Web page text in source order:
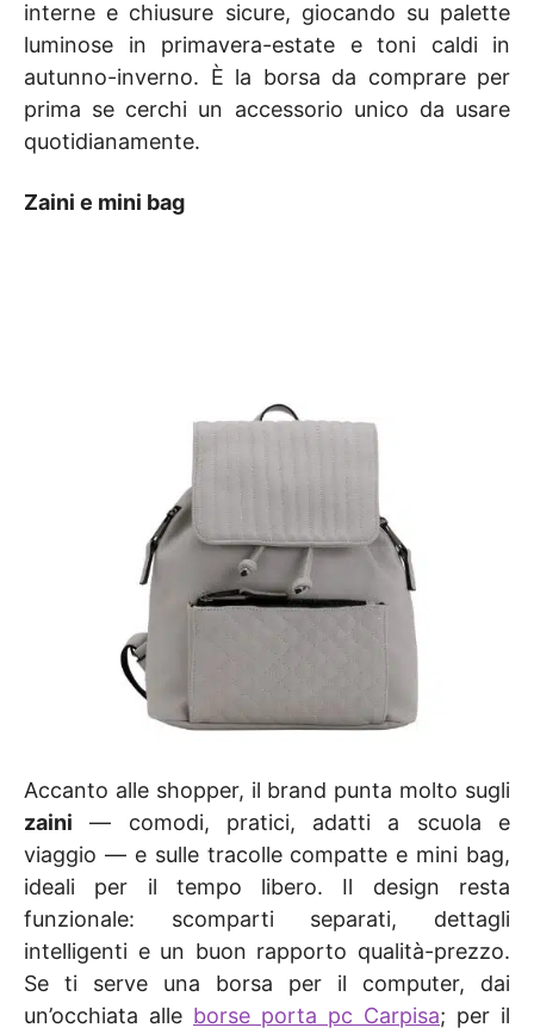
interne e chiusure sicure, giocando su palette
luminose in primavera-estate e toni caldi in
autunno-inverno. È la borsa da comprare per
prima se cerchi un accessorio unico da usare
quotidianamente.
Zaini e mini bag
Accanto alle shopper, il brand punta molto sugli
zaini — comodi, pratici, adatti a scuola e
viaggio — e sulle tracolle compatte e mini bag,
ideali per il tempo libero. Il design resta
funzionale: scomparti separati, dettagli
intelligenti e un buon rapporto qualità-prezzo.
Se ti serve una borsa per il computer, dai
un’occhiata alle borse porta pc Carpisa; per il